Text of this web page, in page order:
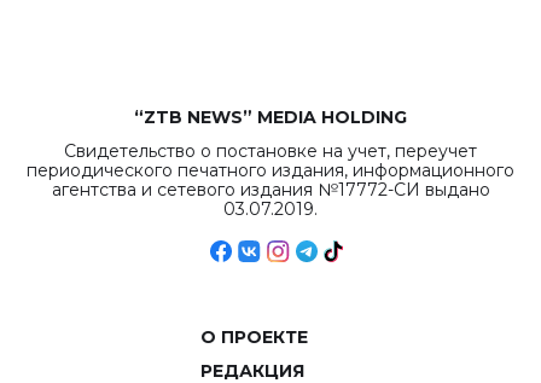
“ZTB NEWS” MEDIA HOLDING
Свидетельство о постановке на учет, переучет
периодического печатного издания, информационного
агентства и сетевого издания №17772-СИ выдано
03.07.2019.
О ПРОЕКТЕ
РЕДАКЦИЯ